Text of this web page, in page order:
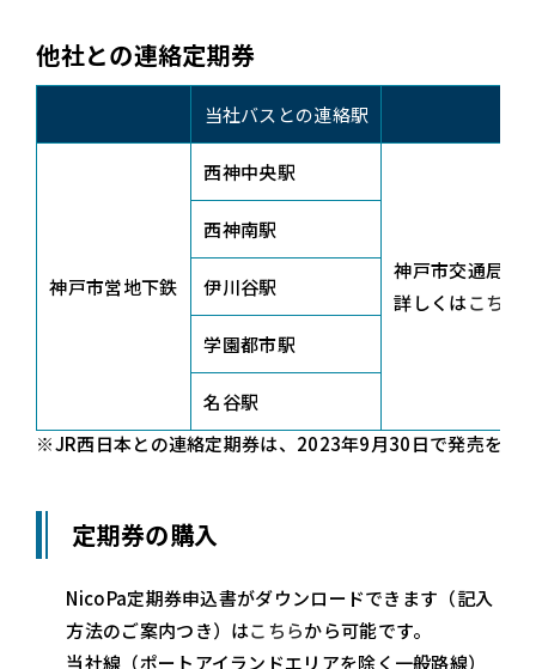
他社との連絡定期券
当社バスとの連絡駅
神戸市営地下鉄
西神中央駅
神戸市交通局の
詳しくはこちら
西神南駅
伊川谷駅
学園都市駅
名谷駅
※JR西日本との連絡定期券は、2023年9月30日で発売を終
定期券の購入
NicoPa定期券申込書がダウンロードできます（記入
方法のご案内つき）はこちらから可能です。
当社線（ポートアイランドエリアを除く一般路線）